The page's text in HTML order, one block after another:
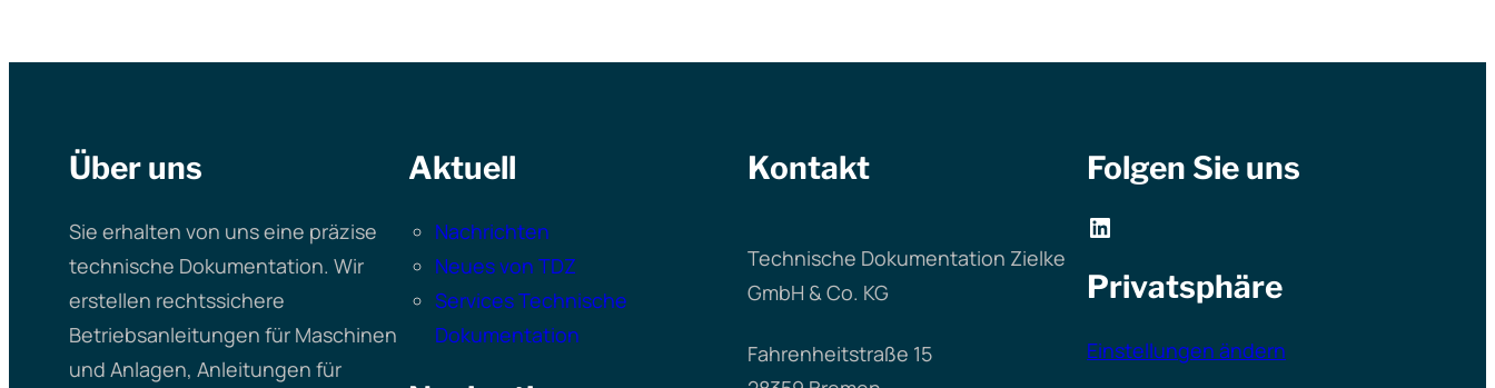
Über uns
Sie erhalten von uns eine präzise
technische Dokumentation. Wir
erstellen rechtssichere
Betriebsanleitungen für Maschinen
und Anlagen, Anleitungen für
Aktuell
Nachrichten
Neues von TDZ
Services Technische
Dokumentation
Kontakt
Technische Dokumentation Zielke
GmbH & Co. KG
Fahrenheitstraße 15
Folgen Sie uns
LinkedIn
Privatsphäre
Einstellungen ändern